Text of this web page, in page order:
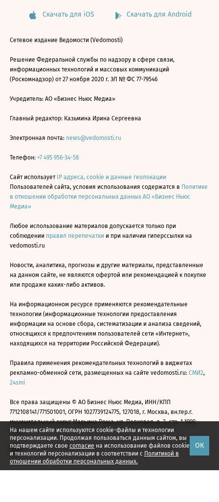
На нашем сайте используются cookie-файлы и технологии
персонализации. Продолжая пользоваться данным сайтом, вы
подтверждаете свое согласие на использование файлов cookie
и технологий персонализации в соответствии с Политикой в
отношении обработки персональных данных.
ОК
Скачать для iOS Скачать для Android
Сетевое издание Ведомости (Vedomosti)
Решение Федеральной службы по надзору в сфере связи,
информационных технологий и массовых коммуникаций
(Роскомнадзор) от 27 ноября 2020 г. ЭЛ № ФС 77-79546
Учредитель: АО «Бизнес Ньюс Медиа»
Главный редактор: Казьмина Ирина Сергеевна
Электронная почта: news@vedomosti.ru
Телефон: +7 495 956-34-58
Сайт использует IP адреса, cookie и данные геолокации
Пользователей сайта, условия использования содержатся в Политике
в отношении обработки персональных данных АО «Бизнес Ньюс
Медиа»
Любое использование материалов допускается только при
соблюдении правил перепечатки и при наличии гиперссылки на
vedomosti.ru
Новости, аналитика, прогнозы и другие материалы, представленные
на данном сайте, не являются офертой или рекомендацией к покупке
или продаже каких-либо активов.
На информационном ресурсе применяются рекомендательные
технологии (информационные технологии предоставления
информации на основе сбора, систематизации и анализа сведений,
относящихся к предпочтениям пользователей сети «Интернет»,
находящихся на территории Российской Федерации).
Правила применения рекомендательных технологий в виджетах
рекламно-обменной сети, размещенных на сайте vedomosti.ru: СМИ2,
24smi
Все права защищены © АО Бизнес Ньюс Медиа, ИНН/КПП
7712108141/771501001, ОГРН 1027739124775, 127018, г. Москва, вн.тер.г.
муниципальный округ Марьина Роща, ул. Полковая, д. 3, стр. 1 1999—
2026